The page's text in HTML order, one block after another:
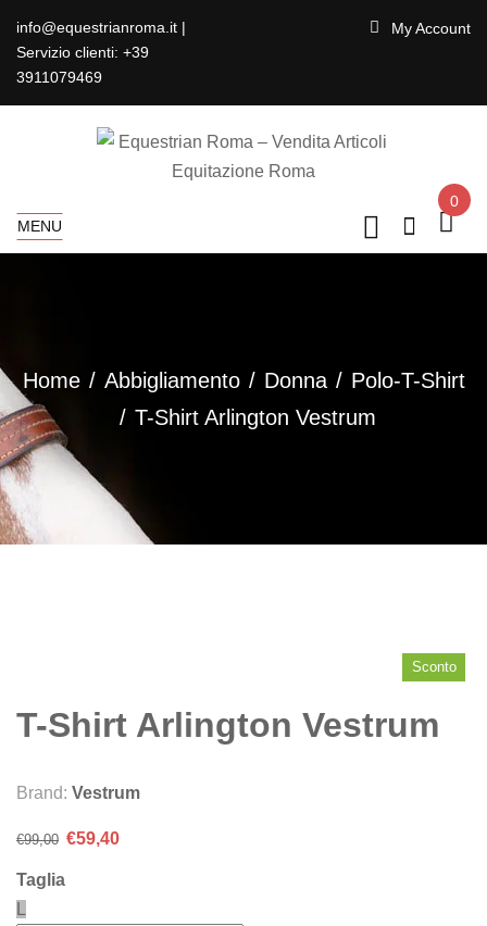
info@equestrianroma.it |
Servizio clienti: +39
3911079469
My Account
MENU
0
Home Abbigliamento Donna
Polo-T-Shirt
T-Shirt Arlington Vestrum
Sconto
T-Shirt Arlington Vestrum
Brand: Vestrum
€99,00 Il
€59,40Il
Taglia